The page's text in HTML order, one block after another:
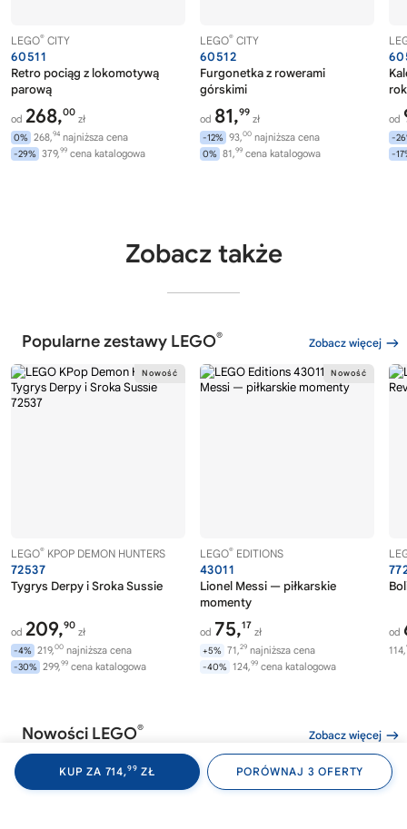
LEGO® CITY
60511
Retro pociąg z lokomotywą
parową
od 268,00
zł
0% 268,94 najniższa cena
-29% 379,99 cena katalogowa
LEGO® CITY
60512
Furgonetka z rowerami
górskimi
od 81,99
zł
-12% 93,00 najniższa cena
0% 81,99 cena katalogowa
rok
od
-
-
KUP ZA 714,99 ZŁ PORÓWNAJ 3 OFERTY
Zobacz także
Popularne zestawy LEGO® Zobacz więcej
LEGO® KPOP DEMON HUNTERS
72537
Tygrys Derpy i Sroka Sussie
od 209,90
zł
-4% 219,00 najniższa cena
-30% 299,99 cena katalogowa
LEGO® EDITIONS
43011
Lionel Messi — piłkarskie
momenty
od 75,17
zł
+5% 71,29 najniższa cena
-40% 124,99 cena katalogowa
od
114,
Nowości LEGO® Zobacz więcej